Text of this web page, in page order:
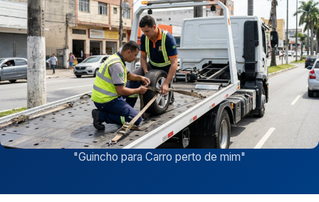
"Guincho para Carro perto de mim"